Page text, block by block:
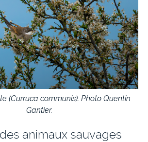
(Curruca communis). Photo Quentin
Gantier.
animaux sauvages